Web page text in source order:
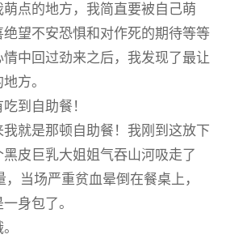
萌点的地方，我简直要被自己萌
望不安恐惧和对作死的期待等等
中回过劲来之后，我发现了最让
方。
到自助餐！
就是那顿自助餐！我刚到这放下
皮巨乳大姐姐气吞山河吸走了
，当场严重贫血晕倒在餐桌上，
身包了。